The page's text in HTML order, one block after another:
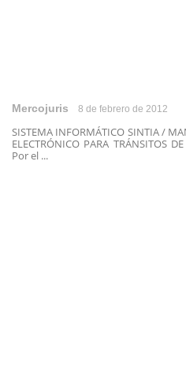
Mercojuris 8 de febrero de 2012
SISTEMA INFORMÁTICO SINTIA /
ELECTRÓNICO PARA TRÁNSITOS
Por el ...